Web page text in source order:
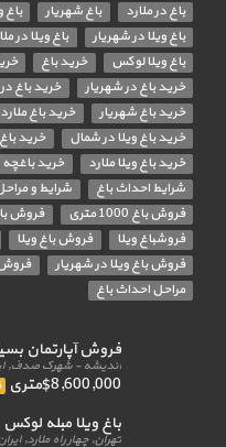
باغ در ملارد
باغ شهریار باغ
باغ ویلا در شهریار
باغ ویلا در
باغ ویلا لوکس
خرید باغ خرید
خرید باغ در شهریار
خرید باغ در
خرید باغ شهریار
خرید باغ ملارد
خرید باغ ویلا در شمال
خرید باغ
خرید باغ ویلا ملارد
خرید باغچه
شرایط احداث باغ
شرایط و
فروش باغ 1000 متری
فروش
فروشباغ ویلا
فروش باغ ویلا
فروش باغ ویلا در شهریار
فروش
مراحل احداث باغ
فروش آپارتمان بسیار
اندیشه - شهرک صدف,
$8,600,000متری
باغ ویلا مبله لوکس
تهران, چهار راه ملارد,